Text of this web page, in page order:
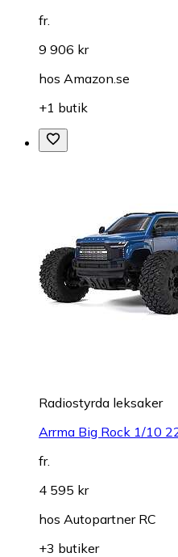
fr.
9 906 kr
hos Amazon.se
+1 butik
Radiostyrda leksaker
Arrma Big Rock 1/10
fr.
4 595 kr
hos Autopartner RC
+3 butiker